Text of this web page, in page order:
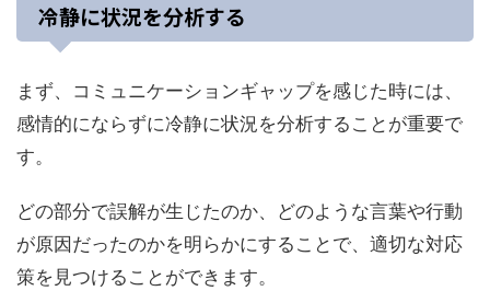
冷静に状況を分析する
まず、コミュニケーションギャップを感じた時には、
感情的にならずに冷静に状況を分析することが重要で
す。
どの部分で誤解が生じたのか、どのような言葉や行動
が原因だったのかを明らかにすることで、適切な対応
策を見つけることができます。